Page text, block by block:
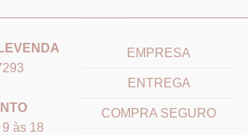
às 18
EMPRESA
ENTREGA
COMPRA SEGURO